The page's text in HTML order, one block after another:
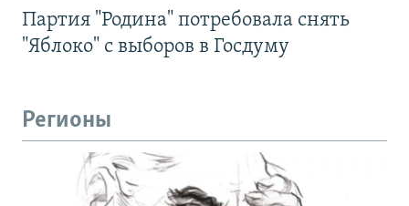
Партия "Родина" потребовала снять
"Яблоко" с выборов в Госдуму
Регионы